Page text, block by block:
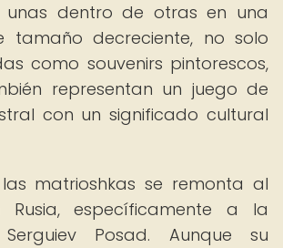
unas dentro de otras en una
tamaño decreciente, no solo
como souvenirs pintorescos,
representan un juego de
con un significado cultural
matrioshkas se remonta al
Rusia, específicamente a la
Posad. Aunque su